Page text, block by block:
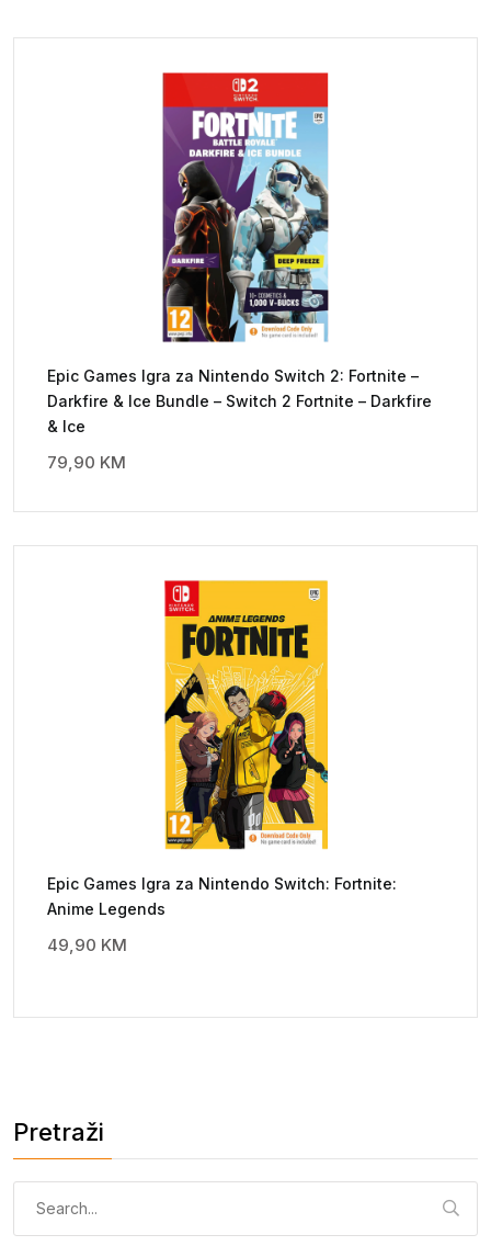
Epic Games Igra za Nintendo Switch 2: Fortnite –
Darkfire & Ice Bundle – Switch 2 Fortnite – Darkfire
& Ice
79,90 KM
Epic Games Igra za Nintendo Switch: Fortnite:
Anime Legends
49,90 KM
Pretraži